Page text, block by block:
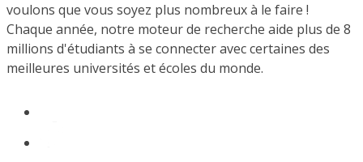
voulons que vous soyez plus nombreux à le faire !
Chaque année, notre moteur de recherche aide plus de 8
millions d'étudiants à se connecter avec certaines des
meilleures universités et écoles du monde.